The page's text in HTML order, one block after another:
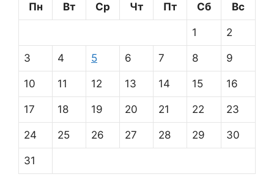
Пн
Вт Ср Чт Пт Сб Вс
1 2
3 4 5 6 7 8 9
10 11 12 13 14 15 16
17 18 19 20 21 22 23
24 25 26 27 28 29 30
31